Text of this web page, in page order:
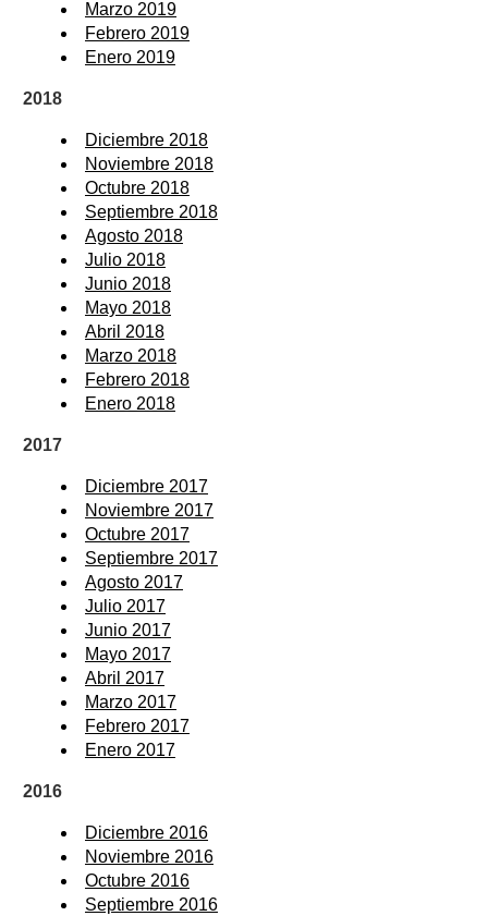
Marzo 2019
Febrero 2019
Enero 2019
2018
Diciembre 2018
Noviembre 2018
Octubre 2018
Septiembre 2018
Agosto 2018
Julio 2018
Junio 2018
Mayo 2018
Abril 2018
Marzo 2018
Febrero 2018
Enero 2018
2017
Diciembre 2017
Noviembre 2017
Octubre 2017
Septiembre 2017
Agosto 2017
Julio 2017
Junio 2017
Mayo 2017
Abril 2017
Marzo 2017
Febrero 2017
Enero 2017
2016
Diciembre 2016
Noviembre 2016
Octubre 2016
Septiembre 2016